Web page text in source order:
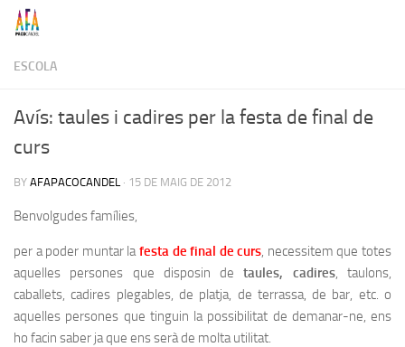
Skip to content
ESCOLA
Avís: taules i cadires per la festa de final de
curs
BY AFAPACOCANDEL · 15 DE MAIG DE 2012
Benvolgudes famílies,
per a poder muntar lafesta de final de curs, necessitem que totes
aquelles persones que disposin detaules, cadires, taulons,
caballets, cadires plegables, de platja, de terrassa, de bar, etc. o
aquelles persones que tinguin la possibilitat de demanar-ne, ens
ho facin saber ja que ens serà de molta utilitat.